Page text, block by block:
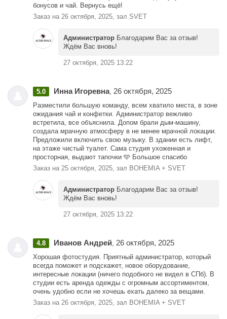
бонусов и чай. Вернусь ещё!
Заказ на 26 октября, 2025, зал SVET
Администратор Благодарим Вас за отзыв!
Ждём Вас вновь!
27 октября, 2025 13:22
5.0 Инна Игоревна, 26 октября, 2025
Разместили большую команду, всем хватило места, в зоне
ожидания чай и конфетки. Администратор вежливо
встретила, все объяснила. Допом брали дым-машину,
создала мрачную атмосферу в не менее мрачной локации.
Предложили включить свою музыку. В здании есть лифт,
на этаже чистый туалет. Сама студия ухоженная и
просторная, выдают тапочки 🩵 Большое спасибо
Заказ на 25 октября, 2025, зал BOHEMIA + SVET
Администратор Благодарим Вас за отзыв!
Ждём Вас вновь!
27 октября, 2025 13:22
4.8 Иванов Андрей 26 октября, 2025
Хорошая фотостудия. Приятный администратор, который
всегда поможет и подскажет, новое оборудование,
интересные локации (ничего подобного не видел в СПб). В
студии есть аренда одежды с огромным ассортиментом,
очень удобно если не хочешь ехать далеко за вещами.
Заказ на 26 октября, 2025, зал BOHEMIA + SVET